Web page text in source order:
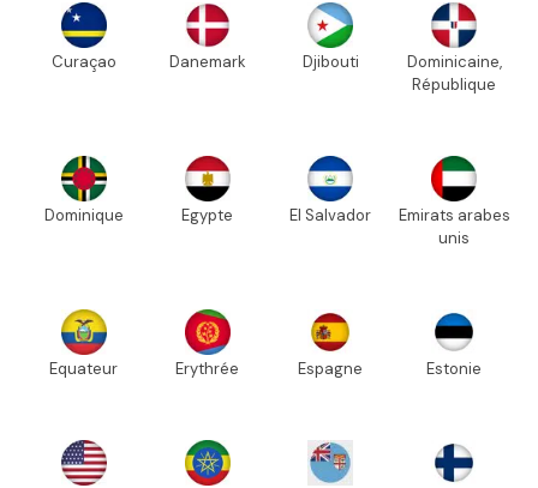
Curaçao Danemark Djibouti
Dominicaine,
République
Dominique Egypte El Salvador
Emirats arabes
unis
Equateur Erythrée Espagne Estonie